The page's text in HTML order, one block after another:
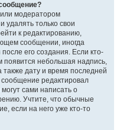
модератором
удалять только свои
к редактированию,
сообщении, иногда
его создания. Если кто-
появится небольшая надпись,
также дату и время последней
редактировал
сами написать о
Учтите, что обычные
если на него уже кто-то